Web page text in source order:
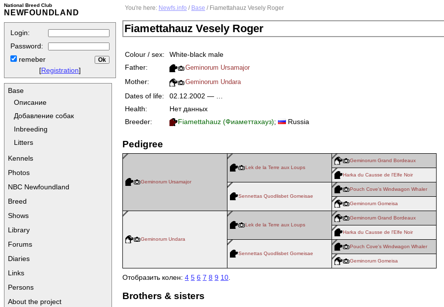
National Breed Club
NEWFOUNDLAND
Login:
Password:
remeber
[Registration]
Base
Описание
Добавление собак
Inbreeding
Litters
Kennels
Photos
NBC Newfoundland
Breed
Shows
Library
Forums
Diaries
Links
Persons
About the project
You're here: Newfs.info / Base / Fiamettahauz Vesely Roger
Fiamettahauz Vesely Roger
Colour / sex:
White-black male
Father:
Geminorum Ursamajor
Mother: Geminorum Undara
Dates of life:
02.12.2002 — …
Health:
Нет данных
Breeder:
Fiamettahauz (Фиаметтахауз); Russia
Pedigree
Geminorum Ursamajor
Lek de la Terre aux Loups
Geminorum Grand Bordeaux
Harka du Causse de l'Elfe Noir
Sennettas Quodlisbet Gomeisae
Pouch Cove's Windwagon Whaler
Geminorum Gomeisa
Geminorum Undara
Lek de la Terre aux Loups
Geminorum Grand Bordeaux
Harka du Causse de l'Elfe Noir
Sennettas Quodlisbet Gomeisae
Pouch Cove's Windwagon Whaler
Geminorum Gomeisa
Отобразить колен: 4 5 6 7 8 9 10.
Brothers & sisters